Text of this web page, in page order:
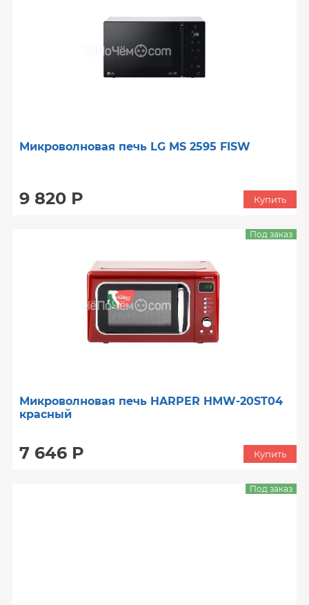
Микроволновая печь LG MS 2595 FISW
9 820 Р Купить
Микроволновая печь HARPER HMW-20ST04
красный
7 646 Р
Под заказ
Купить
Под заказ